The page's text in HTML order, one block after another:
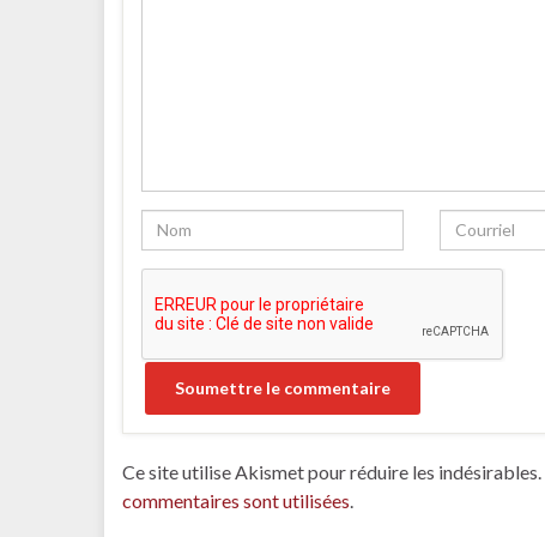
Ce site utilise Akismet pour réduire les indésirables.
commentaires sont utilisées